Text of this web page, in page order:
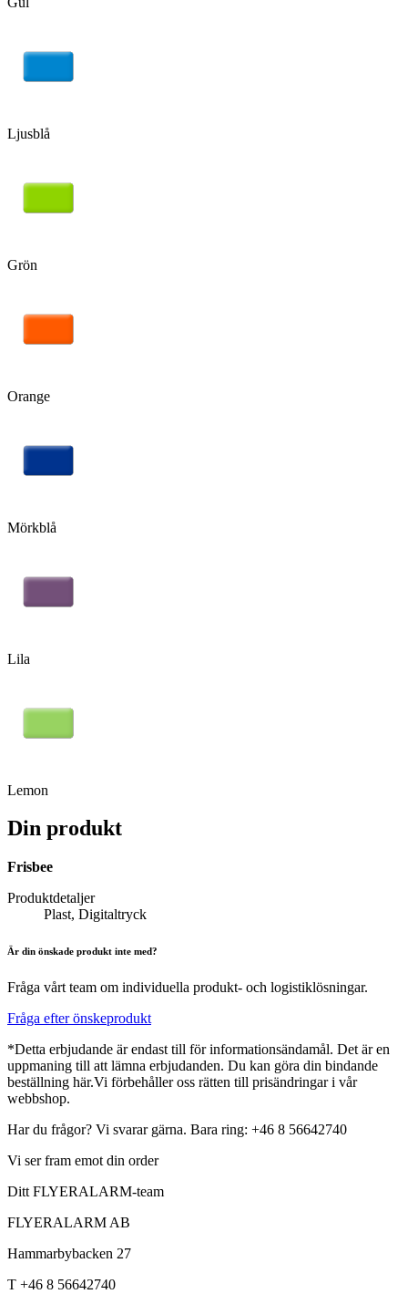
Ljusblå
Grön
Orange
Mörkblå
Lila
Lemon
Din produkt
Frisbee
Produktdetaljer
Plast, Digitaltryck
Är din önskade produkt inte med?
Fråga vårt team om individuella produkt- och logistiklösningar.
Fråga efter önskeprodukt
*Detta erbjudande är endast till för informationsändamål. Det är en
uppmaning till att lämna erbjudanden. Du kan göra din bindande
beställning här.Vi förbehåller oss rätten till prisändringar i vår
webbshop.
Har du frågor? Vi svarar gärna. Bara ring: +46 8 56642740
Vi ser fram emot din order
Ditt FLYERALARM-team
FLYERALARM AB
Hammarbybacken 27
T +46 8 56642740